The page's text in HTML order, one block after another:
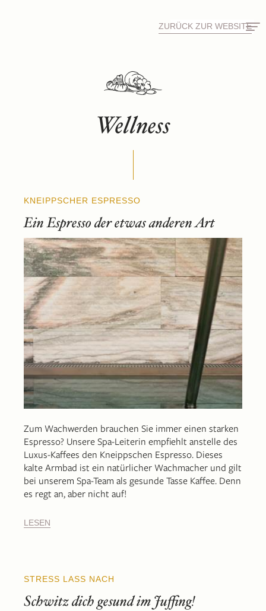
ZURÜCK ZUR WEBSITE
Wellness
KNEIPPSCHER ESPRESSO
Ein Espresso der etwas anderen Art
Zum Wachwerden brauchen Sie immer einen starken
Espresso? Unsere Spa-Leiterin empfiehlt anstelle des
Luxus-Kaffees den Kneippschen Espresso. Dieses
kalte Armbad ist ein natürlicher Wachmacher und gilt
bei unserem Spa-Team als gesunde Tasse Kaffee. Denn
es regt an, aber nicht auf!
LESEN
STRESS LASS NACH
Schwitz dich gesund im Juffing!